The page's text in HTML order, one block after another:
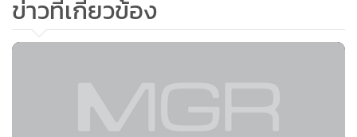
“ความร่วมมือนี้จะเริ่มในไตรมาส 3 นี้ ซึ่งจะมาเสริมในส่วนที่ผู้
ข่าวที่เกี่ยวข้อง